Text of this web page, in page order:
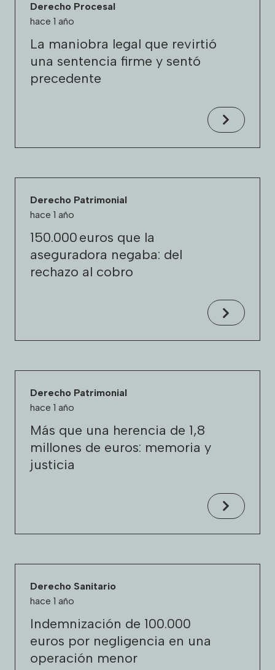
Derecho Procesal
hace 1 año
La maniobra legal que revirtió
una sentencia firme y sentó
precedente
Derecho Patrimonial
hace 1 año
150.000 euros que la
aseguradora negaba: del
rechazo al cobro
Derecho Patrimonial
hace 1 año
Más que una herencia de 1,8
millones de euros: memoria y
justicia
Derecho Sanitario
hace 1 año
Indemnización de 100.000
euros por negligencia en una
operación menor